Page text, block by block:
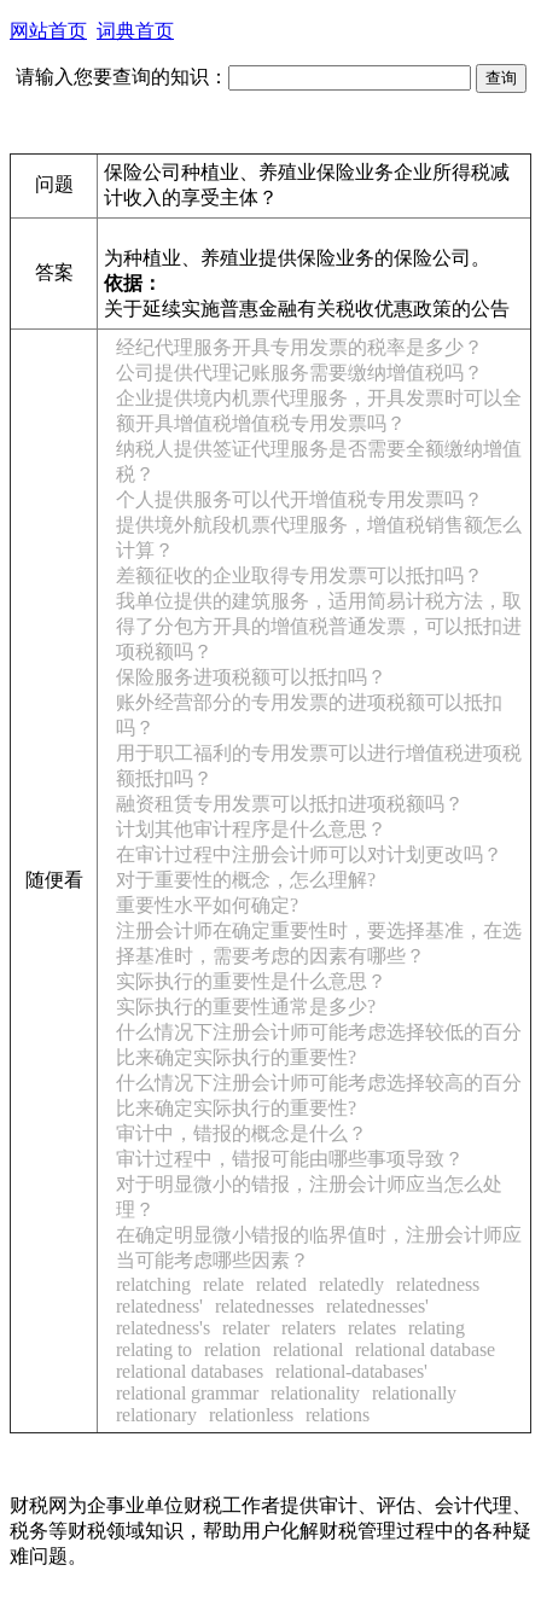
网站首页 词典首页
请输入您要查询的知识：
问题
保险公司种植业、养殖业保险业务企业所得税减
计收入的享受主体？
答案
为种植业、养殖业提供保险业务的保险公司。
依据：
关于延续实施普惠金融有关税收优惠政策的公告
随便看
经纪代理服务开具专用发票的税率是多少？
公司提供代理记账服务需要缴纳增值税吗？
企业提供境内机票代理服务，开具发票时可以全
额开具增值税增值税专用发票吗？
纳税人提供签证代理服务是否需要全额缴纳增值
税？
个人提供服务可以代开增值税专用发票吗？
提供境外航段机票代理服务，增值税销售额怎么
计算？
差额征收的企业取得专用发票可以抵扣吗？
我单位提供的建筑服务，适用简易计税方法，取
得了分包方开具的增值税普通发票，可以抵扣进
项税额吗？
保险服务进项税额可以抵扣吗？
账外经营部分的专用发票的进项税额可以抵扣
吗？
用于职工福利的专用发票可以进行增值税进项税
额抵扣吗？
融资租赁专用发票可以抵扣进项税额吗？
计划其他审计程序是什么意思？
在审计过程中注册会计师可以对计划更改吗？
对于重要性的概念，怎么理解?
重要性水平如何确定?
注册会计师在确定重要性时，要选择基准，在选
择基准时，需要考虑的因素有哪些？
实际执行的重要性是什么意思？
实际执行的重要性通常是多少?
什么情况下注册会计师可能考虑选择较低的百分
比来确定实际执行的重要性?
什么情况下注册会计师可能考虑选择较高的百分
比来确定实际执行的重要性?
审计中，错报的概念是什么？
审计过程中，错报可能由哪些事项导致？
对于明显微小的错报，注册会计师应当怎么处
理？
在确定明显微小错报的临界值时，注册会计师应
当可能考虑哪些因素？
relatching
relate related relatedly relatedness
relatedness'
relatednesses relatednesses'
relatedness's relater relaters relates relating
relating to relation relational
relational database
relational databases relational-databases'
relational grammar relationality relationally
relationary relationless relations
财税网为企事业单位财税工作者提供审计、评估、会计代理、
税务等财税领域知识，帮助用户化解财税管理过程中的各种疑
难问题。